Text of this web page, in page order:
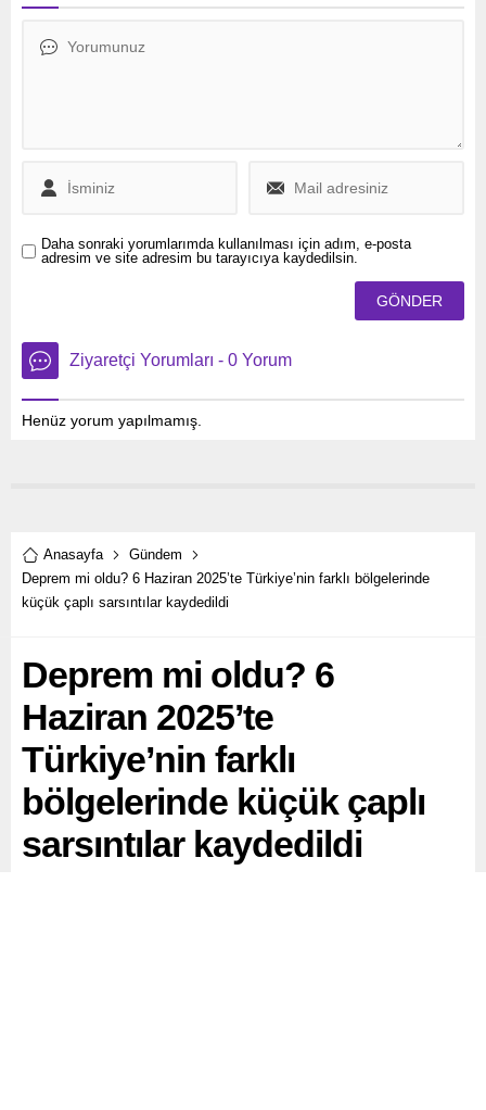
silah ihracatına devam
ihracatçılardan pazar payı
Daha sonraki yorumlarımda kullanılması için adım, e-posta
adresim ve site adresim bu tarayıcıya kaydedilsin.
Ziyaretçi Yorumları - 0 Yorum
Henüz yorum yapılmamış.
Anasayfa
Gündem
Deprem mi oldu? 6 Haziran 2025’te Türkiye’nin farklı bölgelerinde
küçük çaplı sarsıntılar kaydedildi
Deprem mi oldu? 6
Haziran 2025’te
Türkiye’nin farklı
bölgelerinde küçük çaplı
sarsıntılar kaydedildi